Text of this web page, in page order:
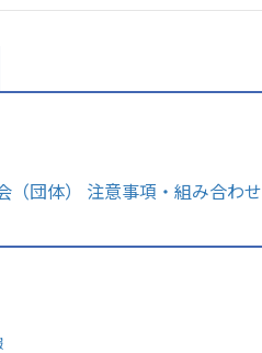
（団体） 注意事項・組み合わせ